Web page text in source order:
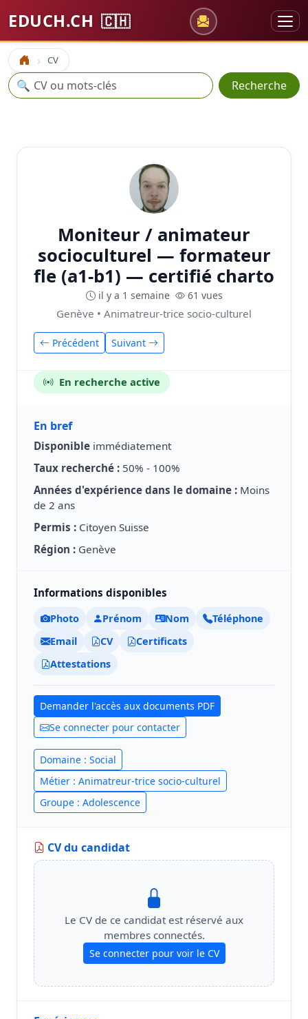
EDUCH.CH 🇨🇭
Accueil CV
Recherche
🔍 Recherche
Moniteur / animateur
socioculturel — formateur
fle (a1-b1) — certifié charto
il y a 1 semaine 61 vues
Genève • Animatreur-trice socio-culturel
Précédent Suivant
En recherche active
En bref
Disponible immédiatement
Taux recherché : 50% - 100%
Années d'expérience dans le domaine : Moins
de 2 ans
Permis : Citoyen Suisse
Région : Genève
Informations disponibles
Photo Prénom Nom
Téléphone
Email
CV
Certificats
Attestations
Demander l'accès aux documents PDF
Se connecter pour contacter
Domaine : Social
Métier : Animatreur-trice socio-culturel
Groupe : Adolescence
CV du candidat
Le CV de ce candidat est réservé aux
membres connectés.
Se connecter pour voir le CV